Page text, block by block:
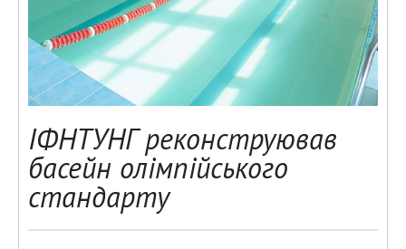
ІФНТУНГ реконструював
басейн олімпійського
стандарту